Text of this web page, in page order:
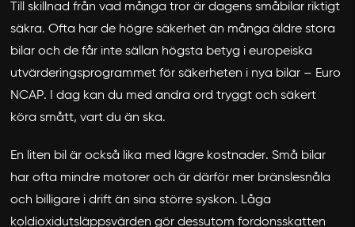
Till skillnad från vad många tror är dagens småbilar riktigt
säkra. Ofta har de högre säkerhet än många äldre stora
bilar och de får inte sällan högsta betyg i europeiska
utvärderingsprogrammet för säkerheten i nya bilar – Euro
NCAP. I dag kan du med andra ord tryggt och säkert
köra smått, vart du än ska.
En liten bil är också lika med lägre kostnader. Små bilar
har ofta mindre motorer och är därför mer bränslesnåla
och billigare i drift än sina större syskon. Låga
koldioxidutsläppsvärden gör dessutom fordonsskatten